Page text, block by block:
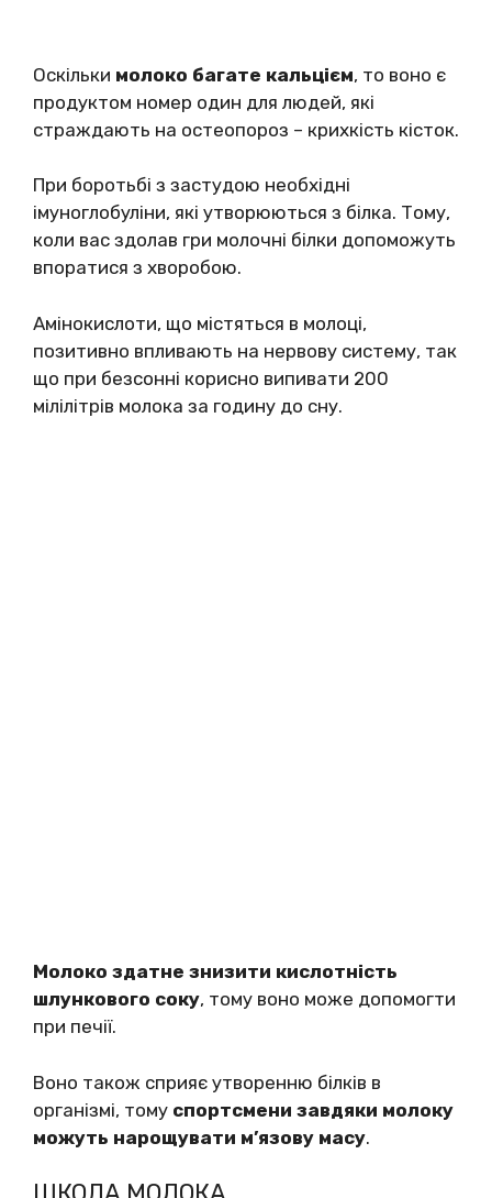
Оскільки молоко багате кальцієм, то воно є
продуктом номер один для людей, які
страждають на остеопороз – крихкість кісток.
При боротьбі з застудою необхідні
імуноглобуліни, які утворюються з білка. Тому,
коли вас здолав гри молочні білки допоможуть
впоратися з хворобою.
Амінокислоти, що містяться в молоці,
позитивно впливають на нервову систему, так
що при безсонні корисно випивати 200
мілілітрів молока за годину до сну.
Молоко здатне знизити кислотність
шлункового соку, тому воно може допомогти
при печії.
Воно також сприяє утворенню білків в
організмі, тому спортсмени завдяки молоку
можуть нарощувати м’язову масу.